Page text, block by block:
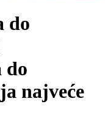
do
do
najveće